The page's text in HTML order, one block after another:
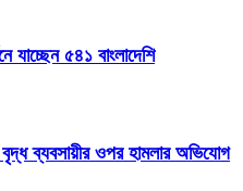
যাচ্ছেন ৫৪১ বাংলাদেশি
ব্যবসায়ীর ওপর হামলার অভিযোগ